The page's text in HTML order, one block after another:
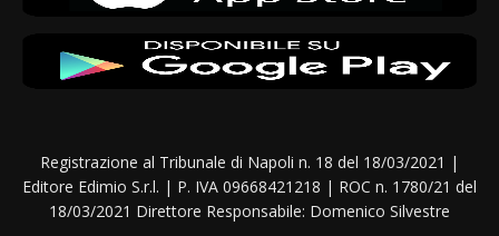
Registrazione al Tribunale di Napoli n. 18 del 18/03/2021 |
Editore Edimio S.r.l. | P. IVA 09668421218 | ROC n. 1780/21 del
18/03/2021 Direttore Responsabile: Domenico Silvestre